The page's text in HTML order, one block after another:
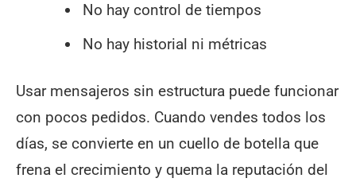
No hay control de tiempos
No hay historial ni métricas
Usar mensajeros sin estructura puede funcionar
con pocos pedidos. Cuando vendes todos los
días, se convierte en un cuello de botella que
frena el crecimiento y quema la reputación del